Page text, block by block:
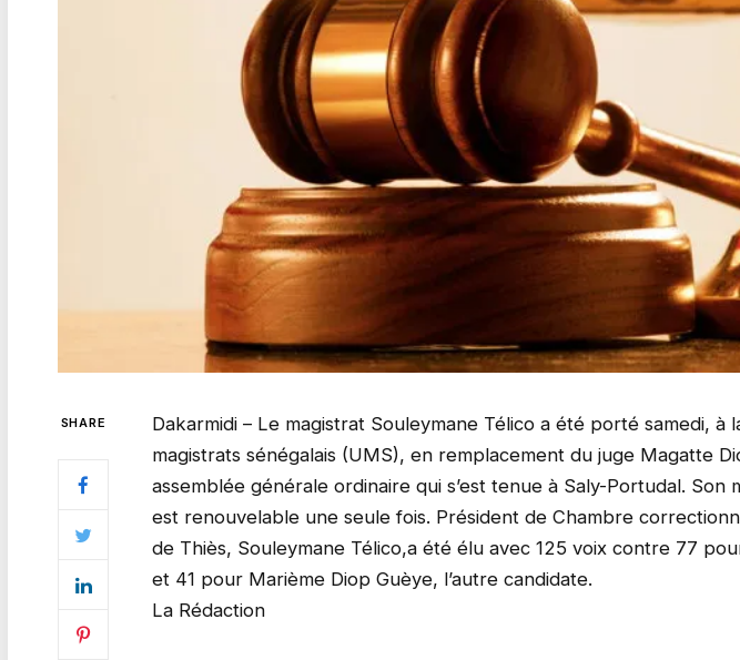
SHARE
Dakarmidi – Le magistrat Souleymane Télico a été porté samedi, à
magistrats sénégalais (UMS), en remplacement du juge Magatte
assemblée générale ordinaire qui s’est tenue à Saly-Portudal. Son
est renouvelable une seule fois. Président de Chambre
de Thiès, Souleymane Télico,a été élu avec 125 voix contre 77
et 41 pour Marième Diop Guèye, l’autre candidate.
La Rédaction